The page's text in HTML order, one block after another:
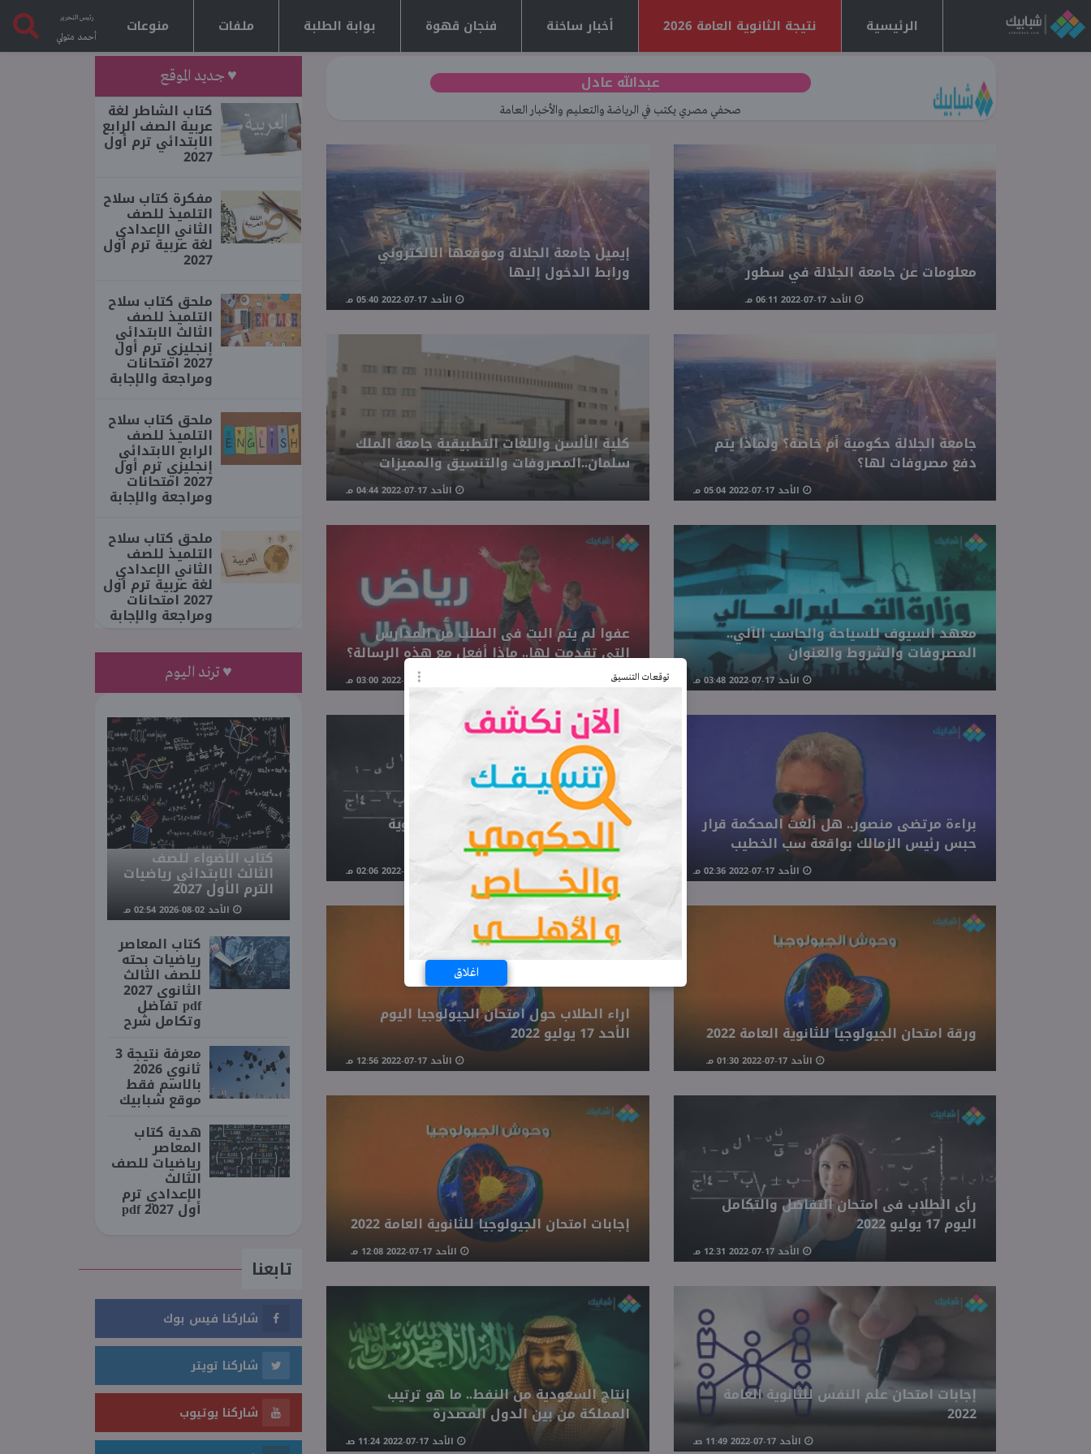
توقعات التنسيق
اغلاق
الرئيسية نتيجة الثانوية العامة 2026 أخبار ساخنة فنجان قهوة بوابة الطلبة ملفات منوعات رئيس التحرير
أحمد متولي
عبدالله عادل
صحفي مصري يكتب في الرياضة والتعليم والأخبار العامة
معلومات عن جامعة الجلالة في سطور
الأحد 17-07-2022 06:11 مـ
إيميل جامعة الجلالة وموقعها الالكتروني
ورابط الدخول إليها
الأحد 17-07-2022 05:40 مـ
جامعة الجلالة حكومية أم خاصة؟ ولماذا يتم
دفع مصروفات لها؟
الأحد 17-07-2022 05:04 مـ
كلية الألسن واللغات التطبيقية جامعة الملك
سلمان..المصروفات والتنسيق والمميزات
الأحد 17-07-2022 04:44 مـ
معهد السيوف للسياحة والحاسب الآلي..
المصروفات والشروط والعنوان
الأحد 17-07-2022 03:48 مـ
عفوا لم يتم البت فى الطلب من المدارس
التى تقدمت لها.. ماذا أفعل مع هذه الرسالة؟
براءة مرتضى منصور.. هل ألغت المحكمة قرار
حبس رئيس الزمالك بواقعة سب الخطيب
الأحد 17-07-2022 02:36 مـ
ورقة امتحان التفاضل والتكامل للثانوية
العامة 2022
ورقة امتحان الجيولوجيا للثانوية العامة 2022
الأحد 17-07-2022 01:30 مـ
اراء الطلاب حول امتحان الجيولوجيا اليوم
الأحد 17 يوليو 2022
الأحد 17-07-2022 12:56 مـ
رأى الطلاب فى امتحان التفاضل والتكامل
اليوم 17 يوليو 2022
الأحد 17-07-2022 12:31 مـ
إجابات امتحان الجيولوجيا للثانوية العامة 2022
الأحد 17-07-2022 12:08 مـ
إجابات امتحان علم النفس للثانوية العامة
2022
الأحد 17-07-2022 11:49 صـ
إنتاج السعودية من النفط.. ما هو ترتيب
المملكة من بين الدول المصدرة
الأحد 17-07-2022 11:24 صـ
♥ جديد الموقع
كتاب الشاطر لغة
عربية الصف الرابع
الابتدائي ترم أول
2027
مفكرة كتاب سلاح
التلميذ للصف
الثاني الإعدادي
لغة عربية ترم أول
2027
ملحق كتاب سلاح
التلميذ للصف
الثالث الابتدائي
إنجليزي ترم أول
2027 امتحانات
ومراجعة والإجابة
ملحق كتاب سلاح
التلميذ للصف
الرابع الابتدائي
إنجليزي ترم أول
2027 امتحانات
ومراجعة والإجابة
ملحق كتاب سلاح
التلميذ للصف
الثاني الإعدادي
لغة عربية ترم أول
2027 امتحانات
ومراجعة والإجابة
♥ ترند اليوم
كتاب الأضواء للصف
الثالث الابتدائي رياضيات
الترم الأول 2027
الأحد 02-08-2026 02:54 مـ
كتاب المعاصر
رياضيات بحته
للصف الثالث
الثانوي 2027
pdf تفاضل
وتكامل شرح
معرفة نتيجة 3
ثانوي 2026
بالاسم فقط
موقع شبابيك
هدية كتاب
المعاصر
رياضيات للصف
الثالث
الإعدادي ترم
أول 2027 pdf
تابعنا
شاركنا فيس بوك
شاركنا تويتر
شاركنا يوتيوب